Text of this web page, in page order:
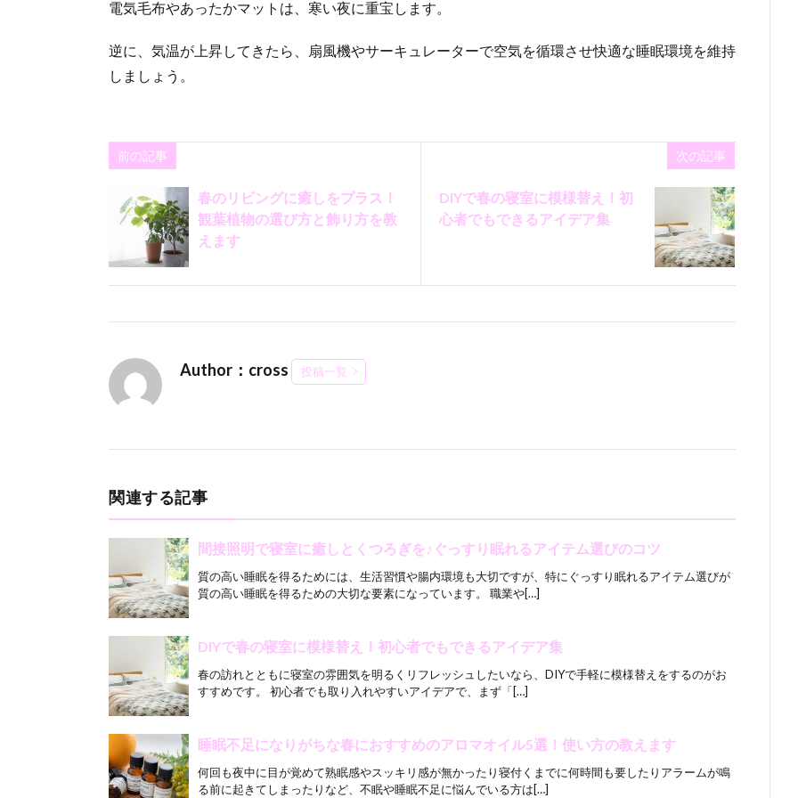
電気毛布やあったかマットは、寒い夜に重宝します。
逆に、気温が上昇してきたら、扇風機やサーキュレーターで空気を循環させ快適な睡眠環境を維持
しましょう。
前の記事
春のリビングに癒しをプラス！
観葉植物の選び方と飾り方を教
えます
次の記事
DIYで春の寝室に模様替え！初
心者でもできるアイデア集
Author：cross 投稿一覧
関連する記事
間接照明で寝室に癒しとくつろぎを♪ぐっすり眠れるアイテム選びのコツ
質の高い睡眠を得るためには、生活習慣や腸内環境も大切ですが、特にぐっすり眠れるアイテム選びが
質の高い睡眠を得るための大切な要素になっています。 職業や[…]
DIYで春の寝室に模様替え！初心者でもできるアイデア集
春の訪れとともに寝室の雰囲気を明るくリフレッシュしたいなら、DIYで手軽に模様替えをするのがお
すすめです。 初心者でも取り入れやすいアイデアで、まず「[…]
睡眠不足になりがちな春におすすめのアロマオイル5選！使い方の教えます
何回も夜中に目が覚めて熟眠感やスッキリ感が無かったり寝付くまでに何時間も要したりアラームが鳴
る前に起きてしまったりなど、不眠や睡眠不足に悩んでいる方は[…]